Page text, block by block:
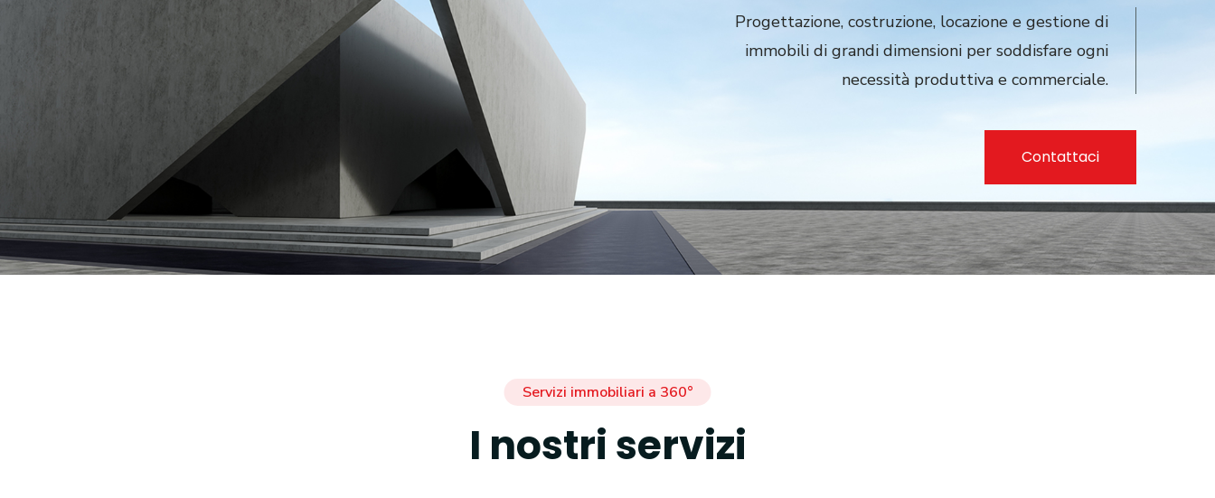
Progettazione, costruzione, locazione e gestione di
immobili di grandi dimensioni per soddisfare ogni
necessità produttiva e commerciale.
Contattaci
Servizi immobiliari a 360°
I nostri servizi